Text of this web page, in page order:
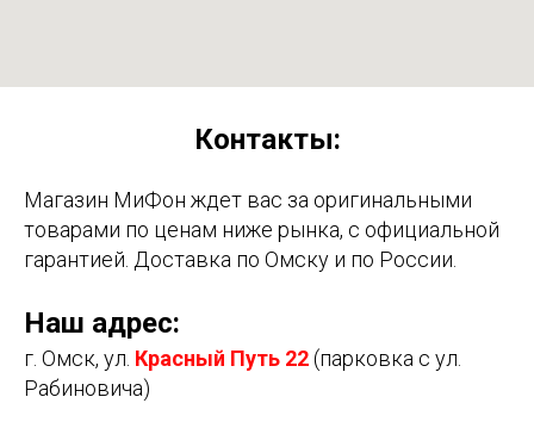
Контакты:
Магазин МиФон ждет вас за оригинальными
товарами по ценам ниже рынка, с официальной
гарантией. Доставка по Омску и по России.
Наш адрес:
г. Омск, ул. Красный Путь 22(парковка с ул.
Рабиновича)